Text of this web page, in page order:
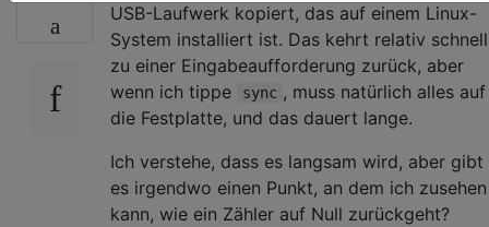
USB-Laufwerk kopiert, das auf einem Linux-
System installiert ist. Das kehrt relativ schnell
zu einer Eingabeaufforderung zurück, aber
wenn ich tippe
sync , muss natürlich alles auf
die Festplatte, und das dauert lange.
Ich verstehe, dass es langsam wird, aber gibt
es irgendwo einen Punkt, an dem ich zusehen
kann, wie ein Zähler auf Null zurückgeht?